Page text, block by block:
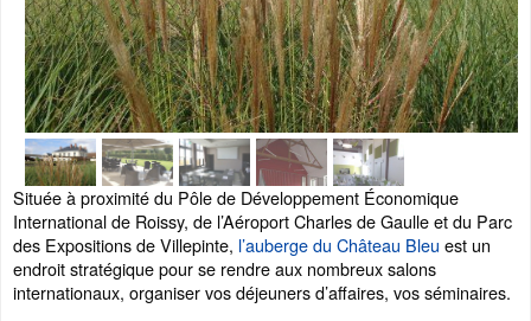
Située à proximité du Pôle de Développement Économique
International de Roissy, de l’Aéroport Charles de Gaulle et du Parc
des Expositions de Villepinte, l’auberge du Château Bleu est un
endroit stratégique pour se rendre aux nombreux salons
internationaux, organiser vos déjeuners d’affaires, vos séminaires.